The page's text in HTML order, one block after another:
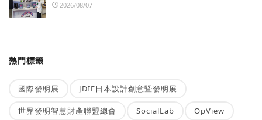
2026/08/07
熱門標籤
國際發明展 JDIE日本設計創意暨發明展
世界發明智慧財產聯盟總會 SocialLab OpView